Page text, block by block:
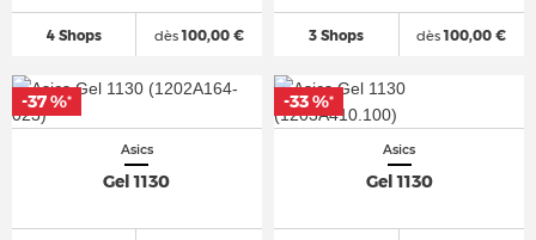
4 Shops dès100,00 € 3 Shops dès100,00 €
Asics
Gel 1130
-37 %*
Asics
Gel 1130
-33 %*